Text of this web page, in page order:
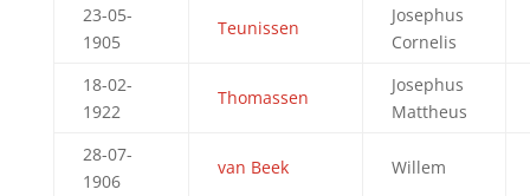
23-05-
1905
Teunissen
Josephus
Cornelis
18-02-
1922
Thomassen
Josephus
Mattheus
28-07-
1906
van Beek Willem